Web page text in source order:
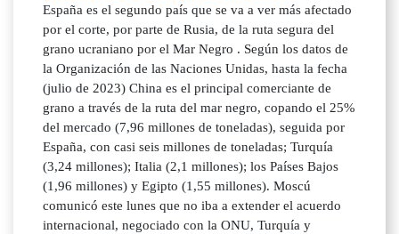
España es el segundo país que se va a ver más afectado
por el corte, por parte de Rusia, de la ruta segura del
grano ucraniano por el Mar Negro . Según los datos de
la Organización de las Naciones Unidas, hasta la fecha
(julio de 2023) China es el principal comerciante de
grano a través de la ruta del mar negro, copando el 25%
del mercado (7,96 millones de toneladas), seguida por
España, con casi seis millones de toneladas; Turquía
(3,24 millones); Italia (2,1 millones); los Países Bajos
(1,96 millones) y Egipto (1,55 millones). Moscú
comunicó este lunes que no iba a extender el acuerdo
internacional, negociado con la ONU, Turquía y